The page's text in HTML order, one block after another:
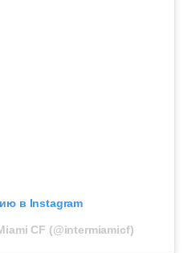
в Instagram
CF (@intermiamicf)